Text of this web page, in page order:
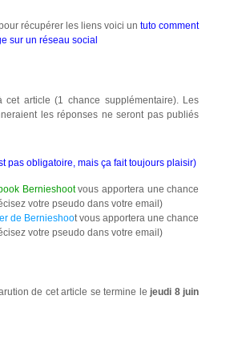
récupérer les liens voici untuto comment
sur un réseau social
cet article (1 chance supplémentaire). Les
les réponses ne seront pas publiés
pas obligatoire, mais ça fait toujours plaisir)
Bernieshootvous apportera une chance
votre pseudo dans votre email)
de Bernieshoot vous apportera une chance
votre pseudo dans votre email)
de cet article se termine le jeudi 8 juin